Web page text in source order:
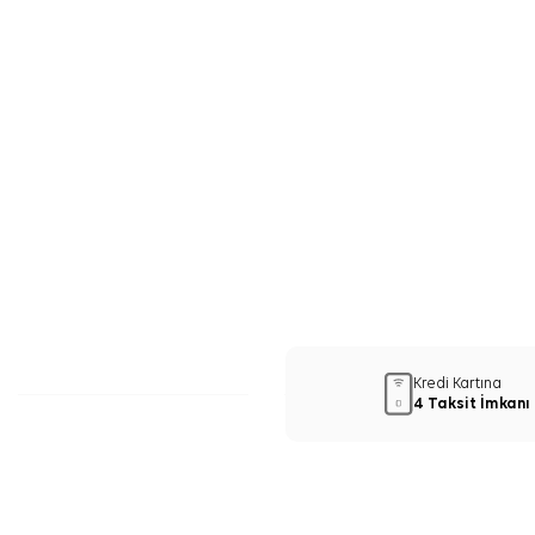
Kredi Kartına
4 Taksit İmkanı